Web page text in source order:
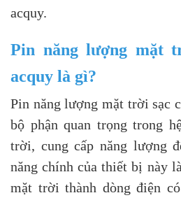
acquy.
Pin năng lượng mặt
acquy là gì?
Pin năng lượng mặt trời sạc
bộ phận quan trọng trong
trời, cung cấp năng lượng
năng chính của thiết bị này
mặt trời thành dòng điện